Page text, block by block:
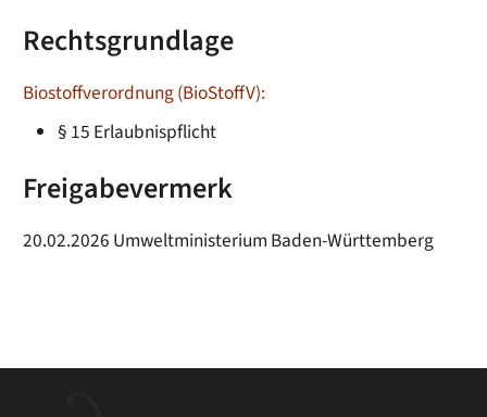
Rechtsgrundlage
Biostoffverordnung (BioStoffV):
§ 15 Erlaubnispflicht
Freigabevermerk
20.02.2026 Umweltministerium Baden-Württemberg